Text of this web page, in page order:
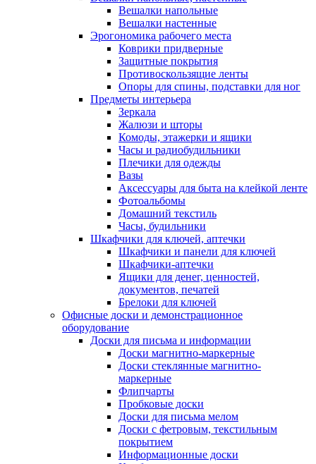
Вешалки напольные
Вешалки настенные
Эрогономика рабочего места
Коврики придверные
Защитные покрытия
Противоскользящие ленты
Опоры для спины, подставки для ног
Предметы интерьера
Зеркала
Жалюзи и шторы
Комоды, этажерки и ящики
Часы и радиобудильники
Плечики для одежды
Вазы
Аксессуары для быта на клейкой ленте
Фотоальбомы
Домашний текстиль
Часы, будильники
Шкафчики для ключей, аптечки
Шкафчики и панели для ключей
Шкафчики-аптечки
Ящики для денег, ценностей,
документов, печатей
Брелоки для ключей
Офисные доски и демонстрационное
оборудование
Доски для письма и информации
Доски магнитно-маркерные
Доски стеклянные магнитно-
маркерные
Флипчарты
Пробковые доски
Доски для письма мелом
Доски с фетровым, текстильным
покрытием
Информационные доски